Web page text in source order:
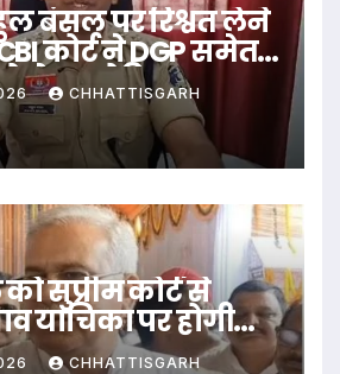
बंसल पर रिश्वत लेने
कोर्ट ने DGP समेत
भेजा नोटिस
CHHATTISGARH
सुप्रीम कोर्ट से
याचिका पर होगी
CHHATTISGARH